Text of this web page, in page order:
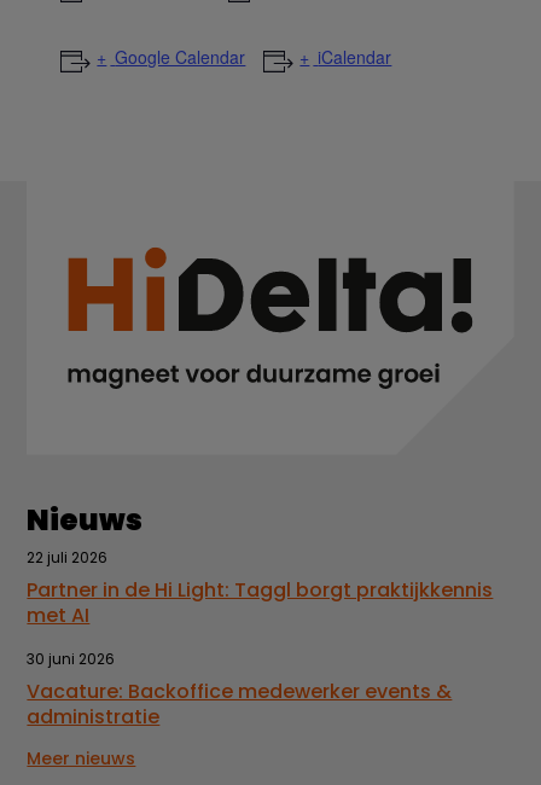
Google Calendar iCalendar
Nieuws
22 juli 2026
Partner in de Hi Light: Taggl borgt praktijkkennis
met AI
30 juni 2026
Vacature: Backoffice medewerker events &
administratie
Meer nieuws